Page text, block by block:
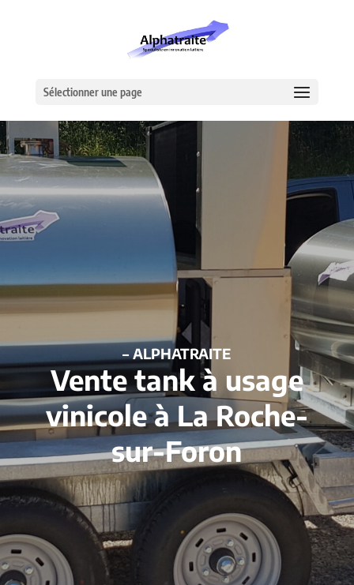
Sélectionner une page
– ALPHATRAITE
Vente tank à usage
vinicole à La Roche-
sur-Foron